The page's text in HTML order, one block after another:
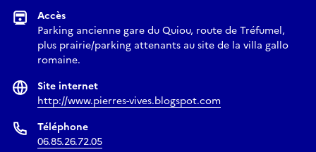
Accès
Parking ancienne gare du Quiou, route de Tréfumel,
plus prairie/parking attenants au site de la villa gallo
romaine.
Site internet
http://www.pierres-vives.blogspot.com
Téléphone
06.85.26.72.05